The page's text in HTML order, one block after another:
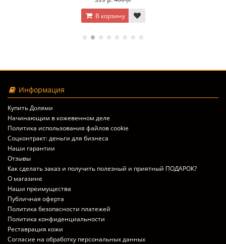
В корзину
Информация
Купить Долями
Начинающим в кожевенном деле
Политика использования файлов cookie
Соцконтракт: деньги для бизнеса
Наши гарантии
Отзывы
Как сделать заказ и получить полезный и приятный ПОДАРОК?
О магазине
Наши преимущества
Публичная оферта
Политика безопасности платежей
Политика конфиденциальности
Реставрация кожи
Согласие на обработку персональных данных